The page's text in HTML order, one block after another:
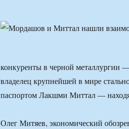
конкуренты в черной металлургии
владелец крупнейшей в мире
паспортом Лакшми Миттал —
Олег Митяев, экономический